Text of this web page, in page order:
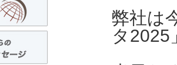
弊社は
タ2025